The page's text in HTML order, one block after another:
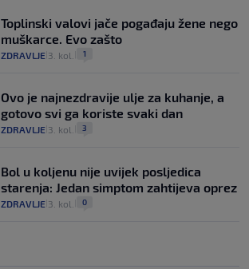
Toplinski valovi jače pogađaju žene nego
muškarce. Evo zašto
ZDRAVLJE 3. kol. 1
Ovo je najnezdravije ulje za kuhanje, a
gotovo svi ga koriste svaki dan
ZDRAVLJE 3. kol. 3
Bol u koljenu nije uvijek posljedica
starenja: Jedan simptom zahtijeva oprez
ZDRAVLJE 3. kol. 0